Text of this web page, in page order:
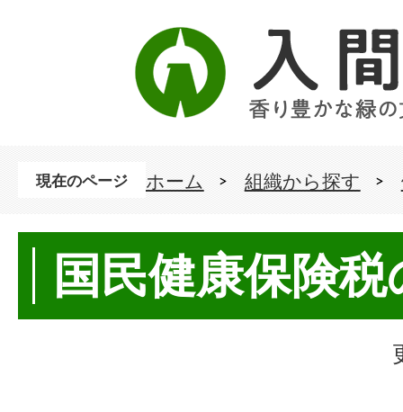
現在のページ ホーム 組織から探す
国民健康保険